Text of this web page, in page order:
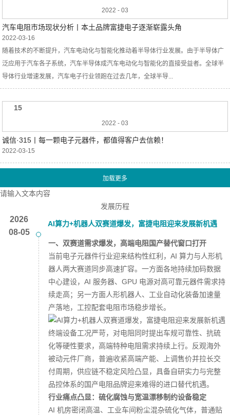
2022 - 03
汽车电阻市场现状分析丨本土品牌富捷电子逐渐崭露头角
2022-03-16
随着技术的不断提升，汽车电动化与智能化推动着半导体行业发展。由于半导体广
泛应用于汽车各子系统，汽车半导体成汽车电动化与智能化的直接受益者。全球半
导体行业增速发展，汽车电子行业领跑‍在过去几年，全球半导...
15
2022 - 03
诚信·315丨每一颗电子元器件，都值得客户去信赖！
2022-03-15
请输入文本内容
发展历程
2026
08-05
AI算力+机器人双赛道爆发，富捷电阻迎来发展新机遇
一、双赛道需求爆发，高端电阻国产替代窗口打开
当前电子元器件行业迎来结构性红利，AI 算力与人形机
器人两大赛道同步高速扩容。一方面各地持续加码数据
中心建设，AI 服务器、GPU 电源对高可靠元器件需求持
续走高；另一方面人形机器人、工业自动化装备加速量
产落地，工控配套电阻市场稳步增长。
终端设备工况严苛，对电阻同时提出车规可靠性、抗硫
化等硬性要求，高端特种电阻需求持续上行。反观海外
被动元件厂商，普遍收紧高端产能、上调售价并拉长交
付周期，供应链不稳定风险凸显，具备自研实力与完整
品控体系的国产电阻品牌迎来难得的进口替代机遇。
行业痛点凸显：硫化腐蚀与宽温漂移制约设备稳定
AI 机房密闭高温、工业车间粉尘混杂硫化气体，普通贴